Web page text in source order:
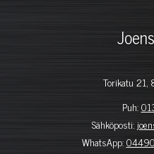
Torikatu 21,
Puh:
Sähköposti:
WhatsApp: